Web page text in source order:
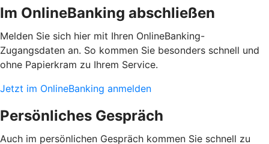
Im OnlineBanking abschließen
Melden Sie sich hier mit Ihren OnlineBanking-
Zugangsdaten an. So kommen Sie besonders schnell und
ohne Papierkram zu Ihrem Service.
Jetzt im OnlineBanking anmelden
Persönliches Gespräch
Auch im persönlichen Gespräch kommen Sie schnell zu